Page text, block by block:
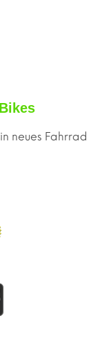
neues Fahrrad